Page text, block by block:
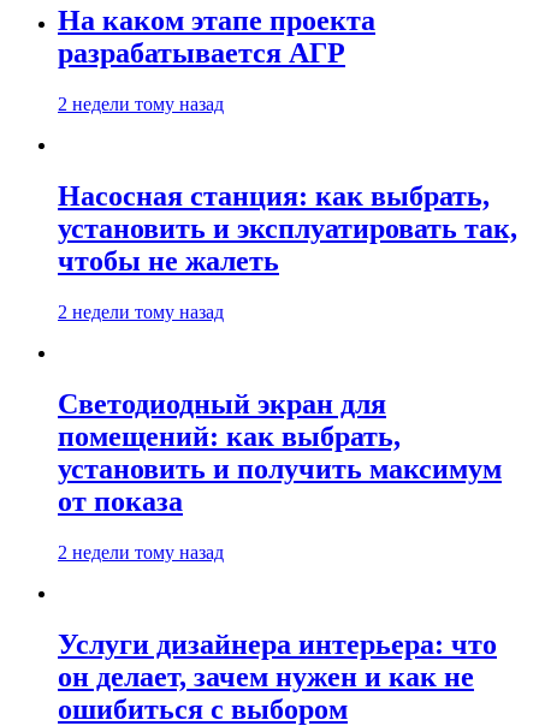
На каком этапе проекта
разрабатывается АГР
2 недели тому назад
Насосная станция: как выбрать,
установить и эксплуатировать так,
чтобы не жалеть
2 недели тому назад
Светодиодный экран для
помещений: как выбрать,
установить и получить максимум
от показа
2 недели тому назад
Услуги дизайнера интерьера: что
он делает, зачем нужен и как не
ошибиться с выбором